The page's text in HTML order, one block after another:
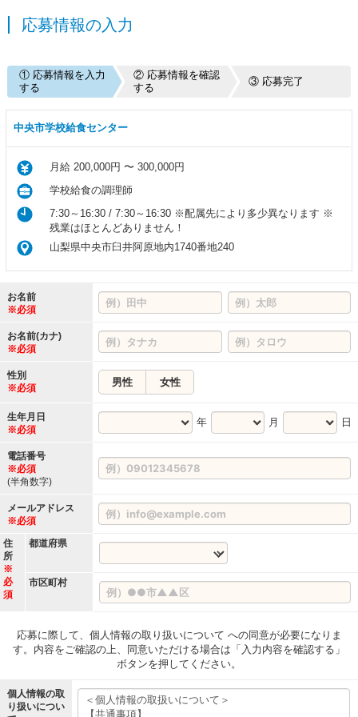
応募情報の入力
① 応募情報を入力
する
② 応募情報を確認
する
③ 応募完了
中央市学校給食センター
月給 200,000円 〜 300,000円
学校給食の調理師
7:30～16:30 / 7:30～16:30 ※配属先により多少異なります ※
残業はほとんどありません！
山梨県中央市臼井阿原地内1740番地240
お名前
※必須
お名前(カナ)
※必須
性別
※必須
男性 女性
生年月日
※必須
年 月 日
電話番号
※必須
(半角数字)
メールアドレス
※必須
住
所
※
必
須
都道府県
市区町村
応募に際して、個人情報の取り扱いについて への同意が必要になりま
す。内容をご確認の上、同意いただける場合は「入力内容を確認する」
ボタンを押してください。
個人情報の取
り扱いについ